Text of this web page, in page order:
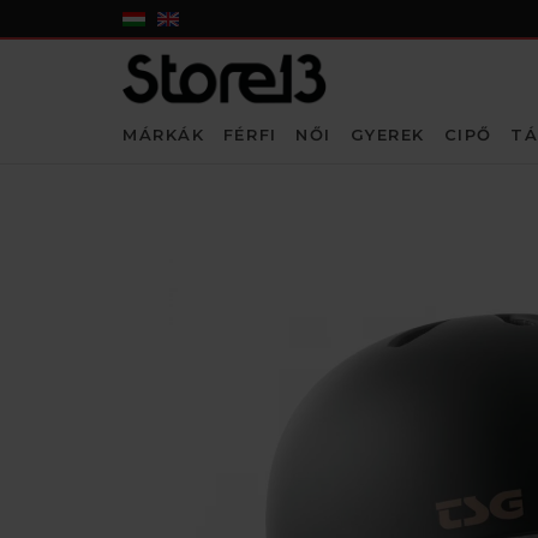
MÁRKÁK FÉRFI NŐI GYEREK CIPŐ